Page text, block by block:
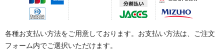
各種お支払い方法をご用意しております。お支払い方法は、ご注文
フォーム内でご選択いただけます。